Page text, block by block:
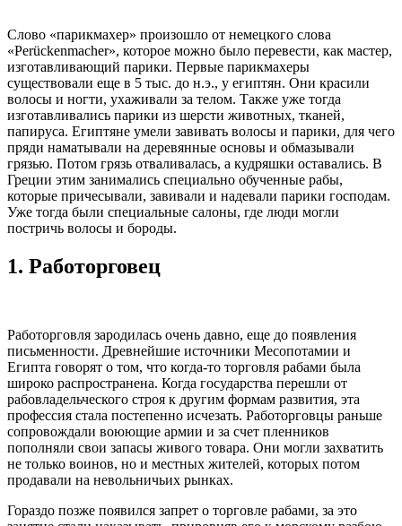
Слово «парикмахер» произошло от немецкого слова
«Perückenmacher», которое можно было перевести, как мастер,
изготавливающий парики. Первые парикмахеры
существовали еще в 5 тыс. до н.э., у египтян. Они красили
волосы и ногти, ухаживали за телом. Также уже тогда
изготавливались парики из шерсти животных, тканей,
папируса. Египтяне умели завивать волосы и парики, для чего
пряди наматывали на деревянные основы и обмазывали
грязью. Потом грязь отваливалась, а кудряшки оставались. В
Греции этим занимались специально обученные рабы,
которые причесывали, завивали и надевали парики господам.
Уже тогда были специальные салоны, где люди могли
постричь волосы и бороды.
1. Работорговец
Работорговля зародилась очень давно, еще до появления
письменности. Древнейшие источники Месопотамии и
Египта говорят о том, что когда-то торговля рабами была
широко распространена. Когда государства перешли от
рабовладельческого строя к другим формам развития, эта
профессия стала постепенно исчезать. Работорговцы раньше
сопровождали воюющие армии и за счет пленников
пополняли свои запасы живого товара. Они могли захватить
не только воинов, но и местных жителей, которых потом
продавали на невольничьих рынках.
Гораздо позже появился запрет о торговле рабами, за это